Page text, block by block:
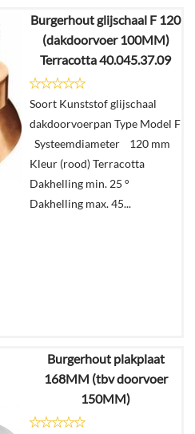
€24,08
€20,23
In
winkelmand
Burgerhout glijschaal F 120
(dakdoorvoer 100MM)
Terracotta 40.045.37.09
Soort Kunststof glijschaal
dakdoorvoerpan Type Model F
Systeemdiameter 120 mm
Kleur (rood) Terracotta
Dakhelling min. 25 °
Dakhelling max. 45...
€17,17
€10,04
Burgerhout plakplaat
168MM (tbv doorvoer
150MM)